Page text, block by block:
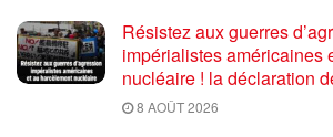
Résistez aux guerres
impérialistes américaines
nucléaire ! la déclaration
8 AOÛT 2026